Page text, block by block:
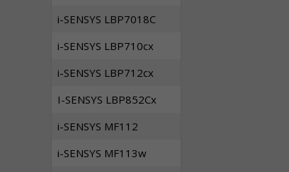
i-SENSYS LBP7018C
i-SENSYS LBP710cx
i-SENSYS LBP712cx
I-SENSYS LBP852Cx
i-SENSYS MF112
i-SENSYS MF113w